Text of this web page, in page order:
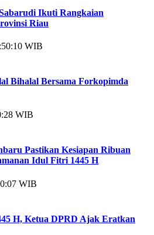
Ikuti Rangkaian
Riau
WIB
Bihalal Bersama Forkopimda
WIB
Pastikan Kesiapan Ribuan
Idul Fitri 1445 H
WIB
H, Ketua DPRD Ajak Eratkan